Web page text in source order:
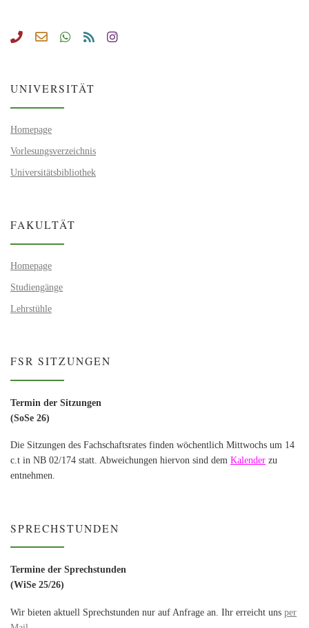
UNIVERSITÄT
Homepage
Vorlesungsverzeichnis
Universitätsbibliothek
FAKULTÄT
Homepage
Studiengänge
Lehrstühle
FSR SITZUNGEN
Termin der Sitzungen
(SoSe 26)
Die Sitzungen des Fachschaftsrates finden wöchentlich Mittwochs um 14
c.t in NB 02/174 statt. Abweichungen hiervon sind dem Kalender zu
entnehmen.
SPRECHSTUNDEN
Termine der Sprechstunden
(WiSe 25/26)
Wir bieten aktuell Sprechstunden nur auf Anfrage an. Ihr erreicht uns per